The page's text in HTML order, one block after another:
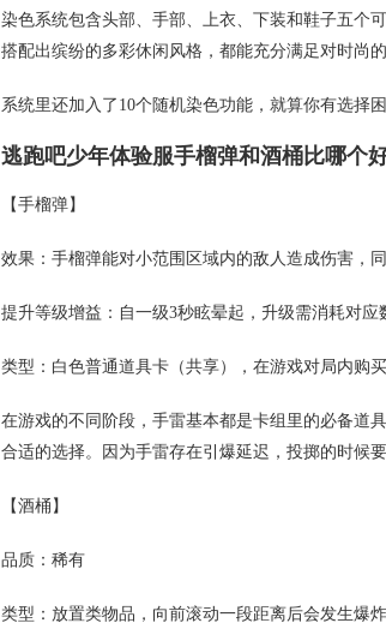
染色系统包含头部、手部、上衣、下装和鞋子五个
搭配出缤纷的多彩休闲风格，都能充分满足对时尚的
系统里还加入了10个随机染色功能，就算你有选择
逃跑吧少年体验服手榴弹和酒桶比哪个
【手榴弹】
效果：手榴弹能对小范围区域内的敌人造成伤害，
提升等级增益：自一级3秒眩晕起，升级需消耗对
类型：白色普通道具卡（共享），在游戏对局内购
在游戏的不同阶段，手雷基本都是卡组里的必备道
合适的选择。因为手雷存在引爆延迟，投掷的时候
【酒桶】
品质：稀有
类型：放置类物品，向前滚动一段距离后会发生爆